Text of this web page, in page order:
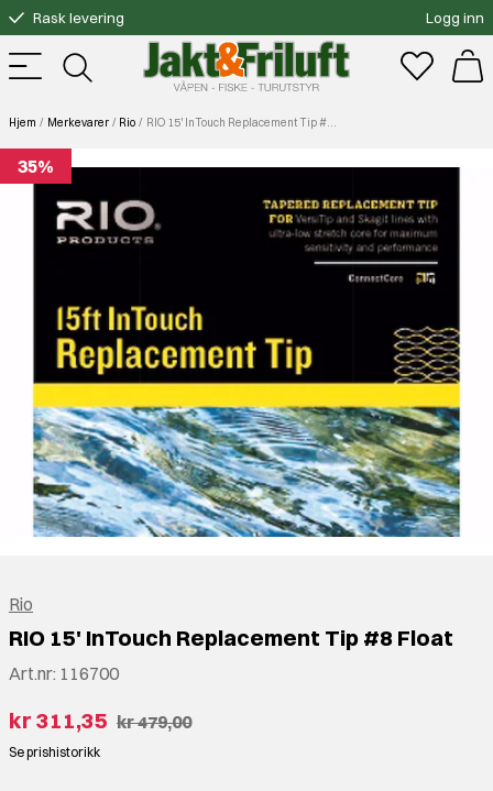
Rask levering
Gratis bytte
Fri frakt over 3000.-
Logg inn
Hjem Merkevarer Rio RIO 15' InTouch Replacement Tip #8 Float
35%
Rio
RIO 15' InTouch Replacement Tip #8 Float
Art.nr: 116700
kr 311,35 kr 479,00
Se prishistorikk